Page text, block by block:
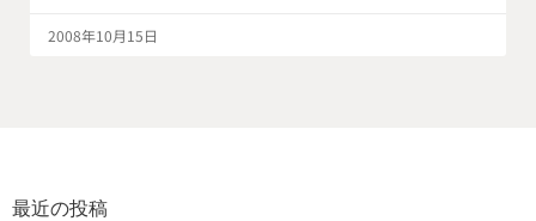
2008年10月15日
最近の投稿